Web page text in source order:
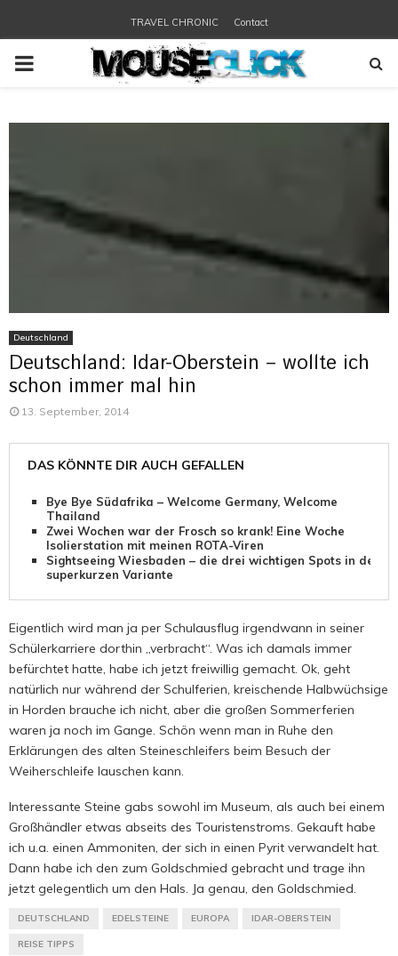
TRAVEL CHRONIC Contact
PRIMARY
Deutschland
Deutschland: Idar-Oberstein – wollte ich
schon immer mal hin
13. September, 2014
DAS KÖNNTE DIR AUCH GEFALLEN
Bye Bye Südafrika – Welcome Germany, Welcome
Thailand
Zwei Wochen war der Frosch so krank! Eine Woche
Isolierstation mit meinen ROTA-Viren
Sightseeing Wiesbaden – die drei wichtigen Spots in der
superkurzen Variante
Eigentlich wird man ja per Schulausflug irgendwann in seiner
Schülerkarriere dorthin „verbracht“. Was ich damals immer
befürchtet hatte, habe ich jetzt freiwillig gemacht. Ok, geht
natürlich nur während der Schulferien, kreischende Halbwüchsige
in Horden brauche ich nicht, aber die großen Sommerferien
waren ja noch im Gange. Schön wenn man in Ruhe den
Erklärungen des alten Steineschleifers beim Besuch der
Weiherschleife lauschen kann.
Interessante Steine gabs sowohl im Museum, als auch bei einem
Großhändler etwas abseits des Touristenstroms. Gekauft habe
ich u.a. einen Ammoniten, der sich in einen Pyrit verwandelt hat.
Dann habe ich den zum Goldschmied gebracht und trage ihn
jetzt gelegentlich um den Hals. Ja genau, den Goldschmied.
DEUTSCHLAND EDELSTEINE EUROPA IDAR-OBERSTEIN
REISE TIPPS